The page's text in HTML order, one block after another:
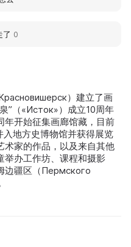
）建立了画
”（«Исток»）成立10周年
年开始征集画廊馆藏，目前
地方史博物馆并获得展览
术家的作品，以及来自其他
举办工作坊、课程和摄影
边疆区（Пермского
了 0